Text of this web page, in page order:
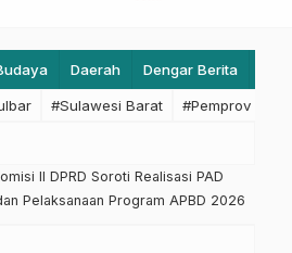
Daerah Dengar Berita
#Sulawesi Barat #Pemprov
II DPRD Soroti Realisasi PAD
Pelaksanaan Program APBD 2026